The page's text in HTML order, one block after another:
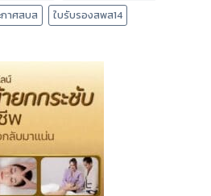
กาศสบส ใบรับรองสพส14